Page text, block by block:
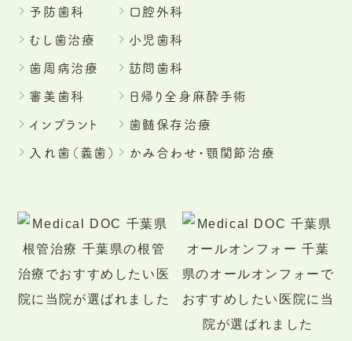
予防歯科
むし歯治療
歯周病治療
審美歯科
インプラント
入れ歯（義歯）
口腔外科
小児歯科
訪問歯科
日帰り全身麻酔手術
歯髄保存治療
かみ合わせ・顎関節治療